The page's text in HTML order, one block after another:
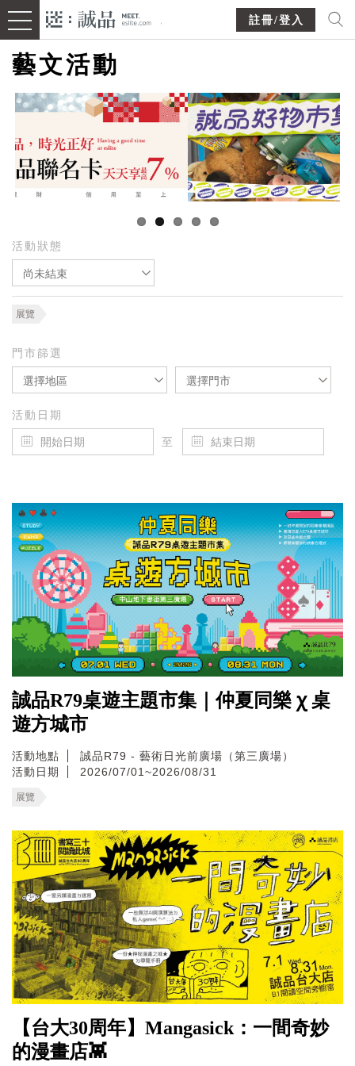
註冊/登入
藝文活動
活動狀態
尚未結束
展覽
門市篩選
選擇地區 選擇門市
活動日期
至
誠品R79桌遊主題市集｜仲夏同樂 ꭓ 桌
遊方城市
活動地點
誠品R79 - 藝術日光前廣場（第三廣場）
活動日期
2026/07/01~2026/08/31
展覽
【台大30周年】Mangasick：一間奇妙
的漫畫店👾